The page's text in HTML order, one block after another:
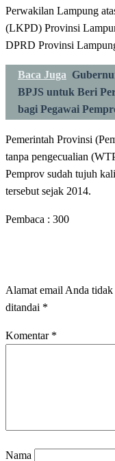
Perwakilan Lampung
(LKPD) Provinsi
DPRD Provinsi
Baca Juga
BPJS untuk Beri
bagi Pegawai
Pemerintah Provinsi
tanpa pengecualian
Pemprov sudah tujuh
tersebut sejak 2014.
Pembaca : 300
Alamat email Anda
ditandai *
Komentar *
Nama